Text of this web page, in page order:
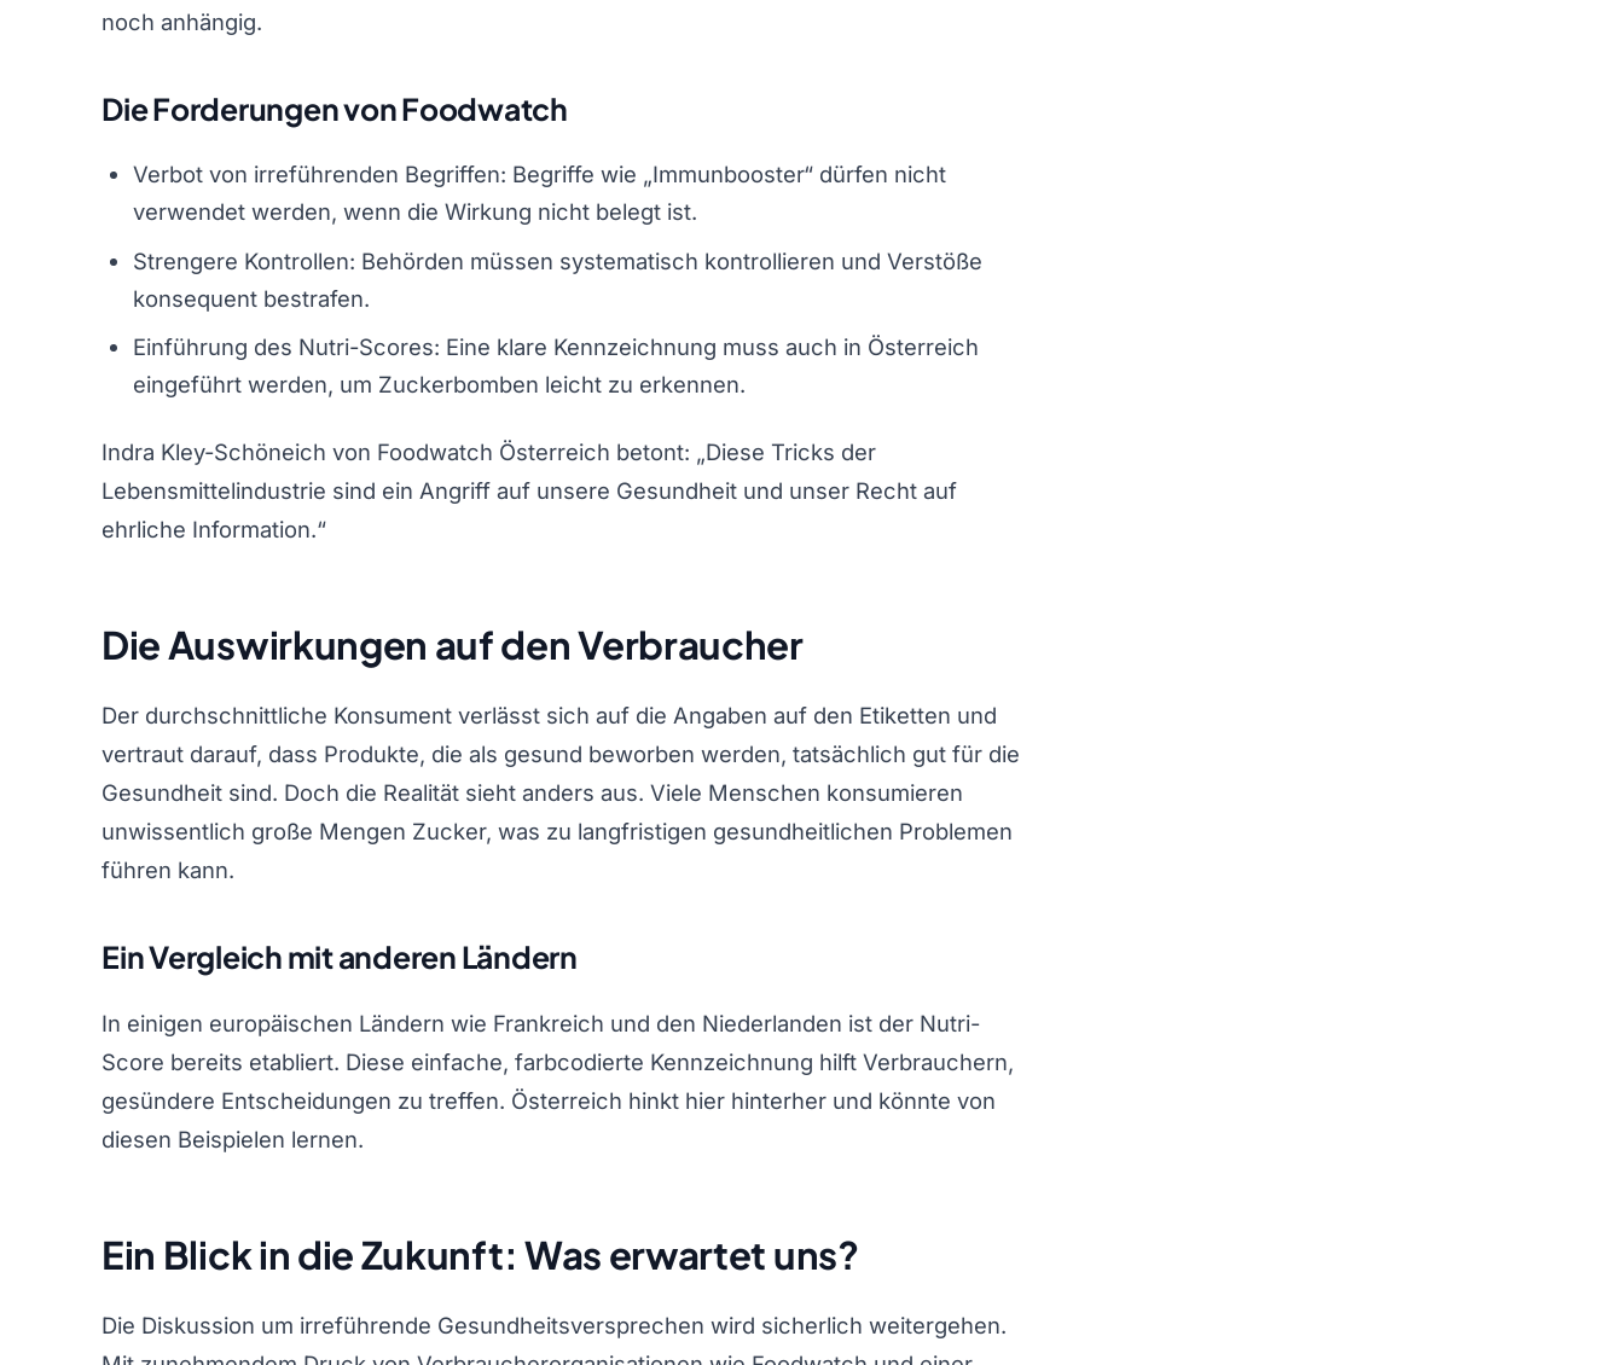
noch anhängig.
Die Forderungen von Foodwatch
Verbot von irreführenden Begriffen: Begriffe wie „Immunbooster“ dürfen nicht
verwendet werden, wenn die Wirkung nicht belegt ist.
Strengere Kontrollen: Behörden müssen systematisch kontrollieren und Verstöße
konsequent bestrafen.
Einführung des Nutri-Scores: Eine klare Kennzeichnung muss auch in Österreich
eingeführt werden, um Zuckerbomben leicht zu erkennen.
Indra Kley-Schöneich von Foodwatch Österreich betont: „Diese Tricks der
Lebensmittelindustrie sind ein Angriff auf unsere Gesundheit und unser Recht auf
ehrliche Information.“
Die Auswirkungen auf den Verbraucher
Der durchschnittliche Konsument verlässt sich auf die Angaben auf den Etiketten und
vertraut darauf, dass Produkte, die als gesund beworben werden, tatsächlich gut für die
Gesundheit sind. Doch die Realität sieht anders aus. Viele Menschen konsumieren
unwissentlich große Mengen Zucker, was zu langfristigen gesundheitlichen Problemen
führen kann.
Ein Vergleich mit anderen Ländern
In einigen europäischen Ländern wie Frankreich und den Niederlanden ist der Nutri-
Score bereits etabliert. Diese einfache, farbcodierte Kennzeichnung hilft Verbrauchern,
gesündere Entscheidungen zu treffen. Österreich hinkt hier hinterher und könnte von
diesen Beispielen lernen.
Ein Blick in die Zukunft: Was erwartet uns?
Die Diskussion um irreführende Gesundheitsversprechen wird sicherlich weitergehen.